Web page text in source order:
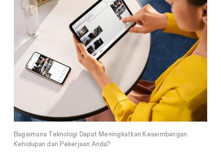
Bagaimana Teknologi Dapat Meningkatkan Keseimbangan
Kehidupan dan Pekerjaan Anda?